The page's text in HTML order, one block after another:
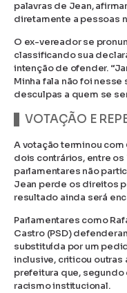
palavras de Jean,
diretamente a pessoas
O ex-vereador se
classificando sua
intenção de ofender.
Minha fala não foi
desculpas a quem se
VOTAÇÃO E
A votação terminou com
dois contrários, entre
parlamentares não
Jean perde os direitos
resultado ainda será
Parlamentares como
Castro (PSD)
substituída por um
inclusive, criticou
prefeitura que,
racismo institucional.